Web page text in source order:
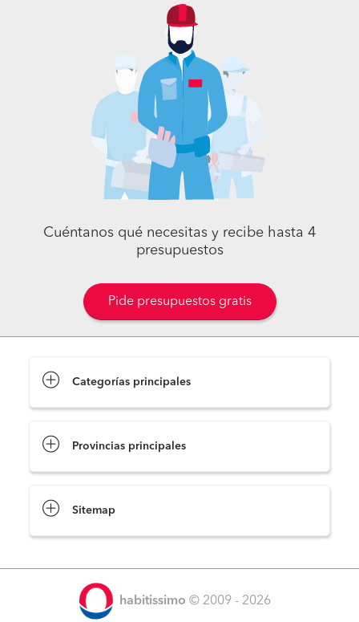
Cuéntanos qué necesitas y recibe hasta 4
presupuestos
Pide presupuestos gratis
Categorías principales
Provincias principales
Sitemap
habitissimo © 2009 - 2026